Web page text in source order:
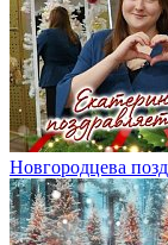
Новгородцева